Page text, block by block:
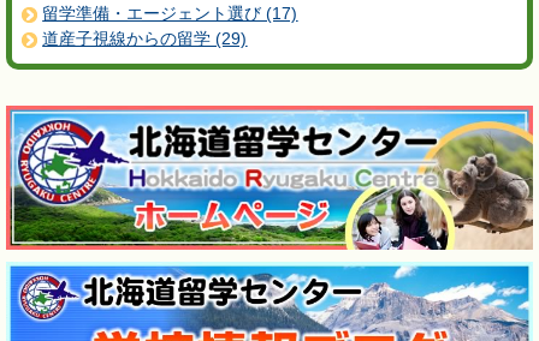
留学準備・エージェント選び (17)
道産子視線からの留学 (29)